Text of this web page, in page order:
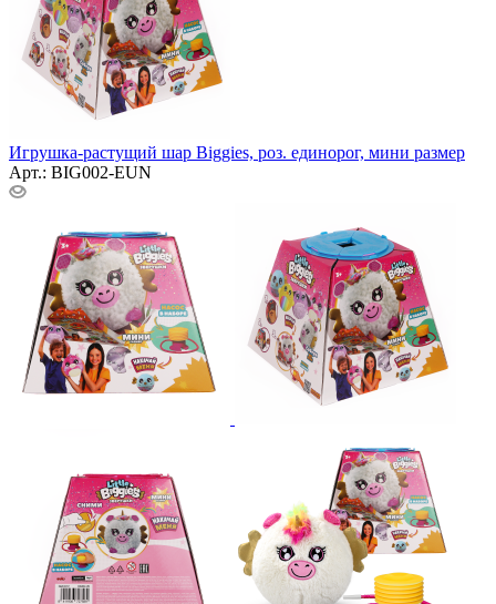
Игрушка-растущий шар Biggies, роз. единорог, мини размер
Арт.: BIG002-EUN